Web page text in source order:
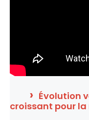
Évolution
croissant pour